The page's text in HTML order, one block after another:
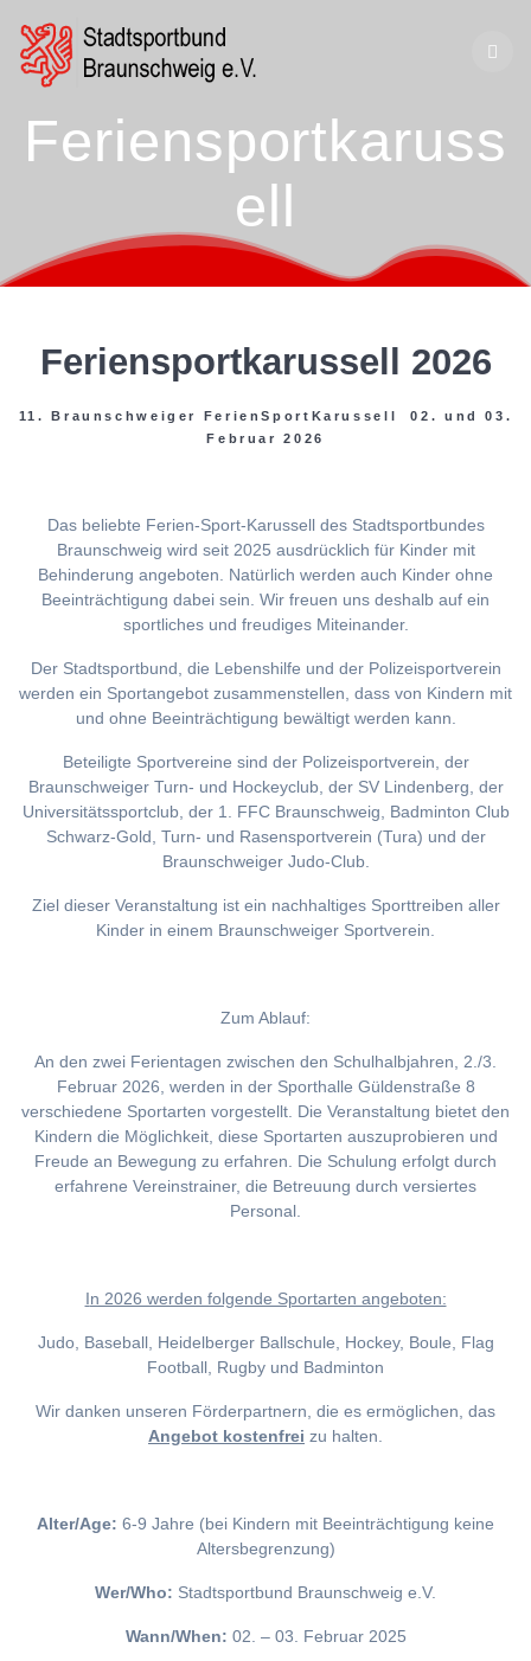
Feriensportkaruss
ell
Feriensportkarussell 2026
11. Braunschweiger FerienSportKarussell 02. und 03.
Februar 2026
Das beliebte Ferien-Sport-Karussell des Stadtsportbundes
Braunschweig wird seit 2025 ausdrücklich für Kinder mit
Behinderung angeboten. Natürlich werden auch Kinder ohne
Beeinträchtigung dabei sein. Wir freuen uns deshalb auf ein
sportliches und freudiges Miteinander.
Der Stadtsportbund, die Lebenshilfe und der Polizeisportverein
werden ein Sportangebot zusammenstellen, dass von Kindern mit
und ohne Beeinträchtigung bewältigt werden kann.
Beteiligte Sportvereine sind der Polizeisportverein, der
Braunschweiger Turn- und Hockeyclub, der SV Lindenberg, der
Universitätssportclub, der 1. FFC Braunschweig, Badminton Club
Schwarz-Gold, Turn- und Rasensportverein (Tura) und der
Braunschweiger Judo-Club.
Ziel dieser Veranstaltung ist ein nachhaltiges Sporttreiben aller
Kinder in einem Braunschweiger Sportverein.
Zum Ablauf:
An den zwei Ferientagen zwischen den Schulhalbjahren, 2./3.
Februar 2026, werden in der Sporthalle Güldenstraße 8
verschiedene Sportarten vorgestellt. Die Veranstaltung bietet den
Kindern die Möglichkeit, diese Sportarten auszuprobieren und
Freude an Bewegung zu erfahren. Die Schulung erfolgt durch
erfahrene Vereinstrainer, die Betreuung durch versiertes
Personal.
In 2026 werden folgende Sportarten angeboten:
Judo, Baseball, Heidelberger Ballschule, Hockey, Boule, Flag
Football, Rugby und Badminton
Wir danken unseren Förderpartnern, die es ermöglichen, das
Angebot kostenfrei zu halten.
Alter/Age: 6-9 Jahre (bei Kindern mit Beeinträchtigung keine
Altersbegrenzung)
Wer/Who: Stadtsportbund Braunschweig e.V.
Wann/When: 02. – 03. Februar 2025